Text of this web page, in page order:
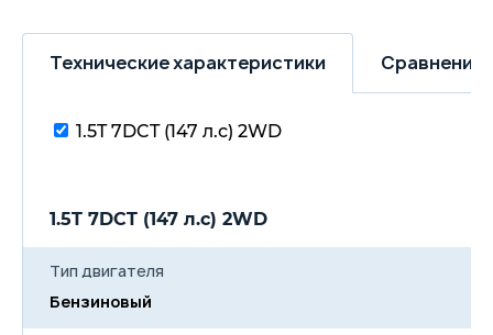
Технические характеристики Сравнение
1.5T 7DCT (147 л.с) 2WD
1.5T 7DCT (147 л.с) 2WD
Тип двигателя
Бензиновый